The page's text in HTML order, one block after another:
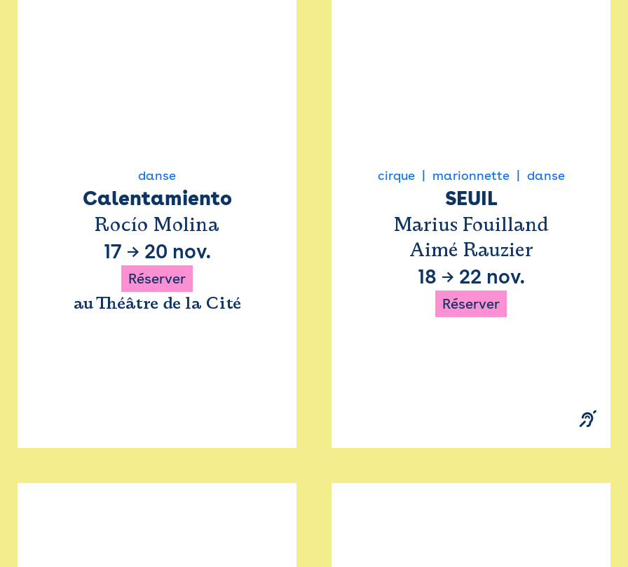
danse
Calentamiento
Rocío Molina
17 → 20 nov.
Réserver
au Théâtre de la Cité
cirque marionnette danse
SEUIL
Marius Fouilland
Aimé Rauzier
18 → 22 nov.
Réserver